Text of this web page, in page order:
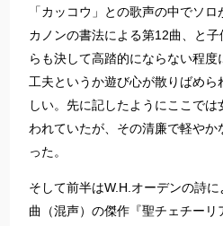
「カッコウ」との歌声の中でソ
カノンの書法による第12曲、と
らも決して高踏的にならない程
工夫というか遊び心が散りばめら
しい。先に記したようにここで
われていたが、その清廉で軽や
った。
そして前半はW.H.オーデンの詩
曲（混声）の傑作『聖チェチーリ